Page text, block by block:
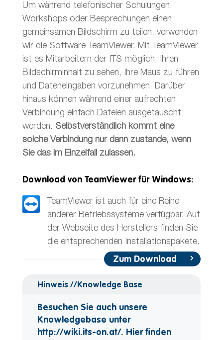
Um während telefonischer Schulungen,
Workshops oder Besprechungen einen
gemeinsamen Bildschirm zu teilen, verwenden
wir die Software TeamViewer. Mit TeamViewer
ist es Mitarbeitern der ITS möglich, Ihren
Bildschirminhalt zu sehen, Ihre Maus zu führen
und Dateneingaben vorzunehmen. Darüber
hinaus können während einer aufrechten
Verbindung einfach Dateien ausgetauscht
werden. Selbstverständlich kommt eine
solche Verbindung nur dann zustande, wenn
Sie das im Einzelfall zulassen.
Download von TeamViewer für Windows:
TeamViewer ist auch für eine Reihe
anderer Betriebssysteme verfügbar. Auf
der Webseite des Herstellers finden Sie
die entsprechenden Installationspakete.
Zum Download
Hinweis //Knowledge Base
Besuchen Sie auch unsere
Knowledgebase unter
http://wiki.its-on.at/. Hier finden